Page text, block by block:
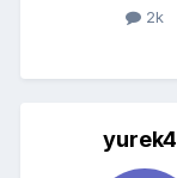
2k
yurek4